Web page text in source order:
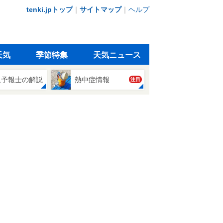
tenki.jpトップ｜ サイトマップ｜ ヘルプ
気 季節特集 天気ニュース
報士の解説 熱中症情報 注目